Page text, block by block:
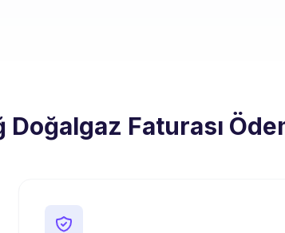
Doğalgaz Faturası